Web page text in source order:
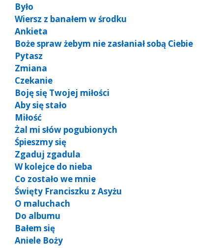
Było
Wiersz z banałem w środku
Ankieta
Boże spraw żebym nie zasłaniał sobą Ciebie
Pytasz
Zmiana
Czekanie
Boję się Twojej miłości
Aby się stało
Miłość
Żal mi słów pogubionych
Śpieszmy się
Zgaduj zgadula
W kolejce do nieba
Co zostało we mnie
Święty Franciszku z Asyżu
O maluchach
Do albumu
Bałem się
Aniele Boży